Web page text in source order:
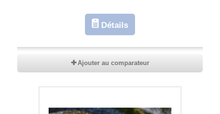
Détails
Ajouter au comparateur